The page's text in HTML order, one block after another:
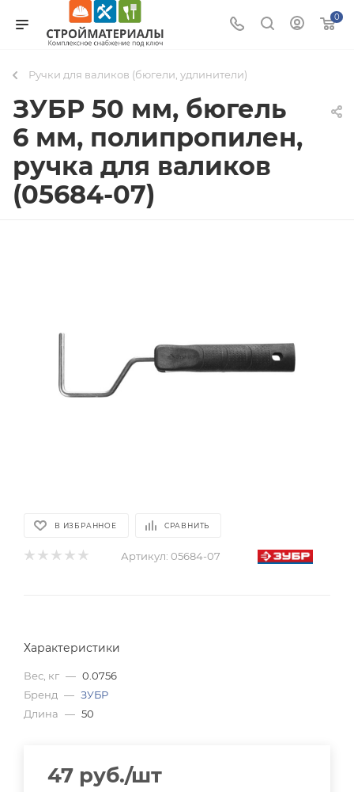
0
Ручки для валиков (бюгели, удлинители)
ЗУБР 50 мм, бюгель
6 мм, полипропилен,
ручка для валиков
(05684-07)
В ИЗБРАННОЕ СРАВНИТЬ
Артикул: 05684-07
Характеристики
Вес, кг — 0.0756
Бренд — ЗУБР
Длина — 50
47 руб./шт